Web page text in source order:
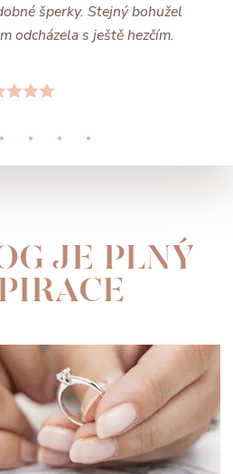
šperky. Stejný bohužel
odcházela s ještě hezčím.
JE PLNÝ